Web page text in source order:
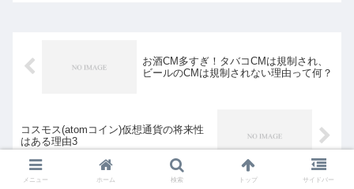
お酒CM多すぎ！タバコCMは規制され、
ビールのCMは規制されない理由って何？
コスモス(atomコイン)仮想通貨の将来性
はある理由3
メニュー ホーム 検索 トップ サイドバー